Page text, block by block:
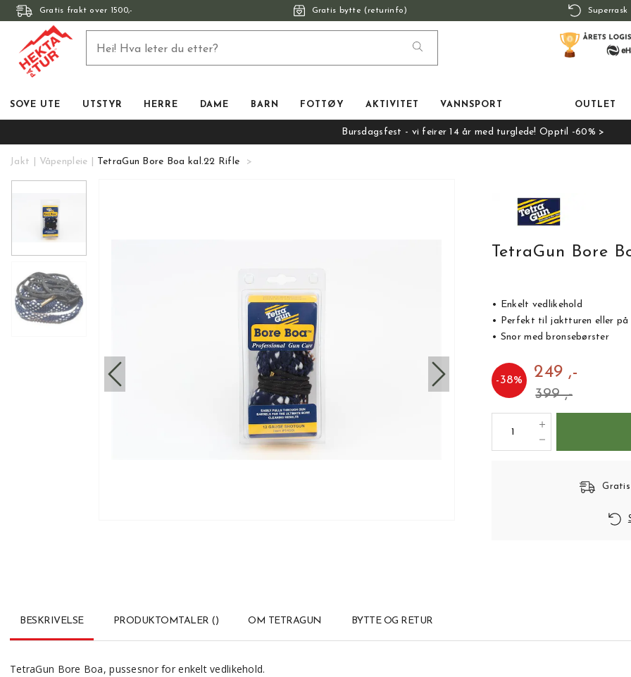
Gratis frakt over 1500,- Gratis bytte (returinfo)
SOVE UTE UTSTYR HERRE DAME BARN FOTTØY AKTIVITET VANNSPORT OUTLET
Bursdagsfest - vi feirer 14 år med turglede! Opptil -60% >
Jakt Våpenpleie TetraGun Bore Boa kal.22 Rifle
TetraGun Bore
• Enkelt vedlikehold
• Perfekt til jaktturen eller på
• Snor med bronsebørster
-38% 249 ,-
399 ,-
Gratis
BESKRIVELSE PRODUKTOMTALER () OM TETRAGUN BYTTE OG RETUR
TetraGun Bore Boa, pussesnor for enkelt vedlikehold.